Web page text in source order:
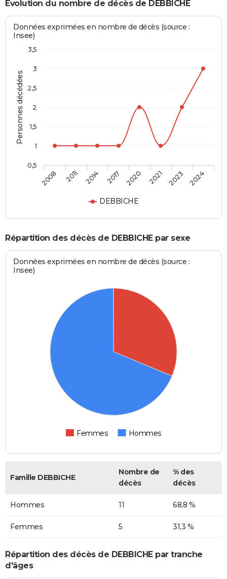
Evolution du nombre de décès de DEBBICHE
Personnes décédées
Données exprimées en nombre de décès (source :
Insee)
DEBBICHE
2008 2011 2014 2017 2020 2021 2023 2024
0,5
1
1,5
2
2,5
3
3,5
Répartition des décès de DEBBICHE par sexe
Données exprimées en nombre de décès (source :
Insee)
Femmes Hommes
Famille DEBBICHE
Nombre de
décès
% des
décès
Hommes 11 68,8 %
Femmes 5 31,3 %
Répartition des décès de DEBBICHE par tranche
d'âges